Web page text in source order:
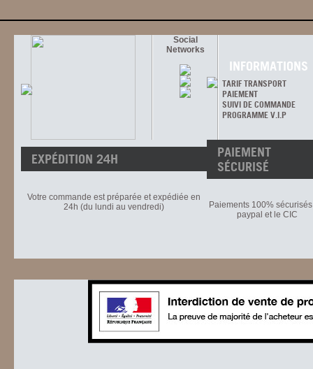
Social
Networks
INFORMATIONS
TARIF TRANSPORT
PAIEMENT
SUIVI DE COMMANDE
PROGRAMME V.I.P
EXPÉDITION 24H
Votre commande est préparée et expédiée en
24h (du lundi au vendredi)
PAIEMENT
SÉCURISÉ
Paiements 100%
paypal et le CIC